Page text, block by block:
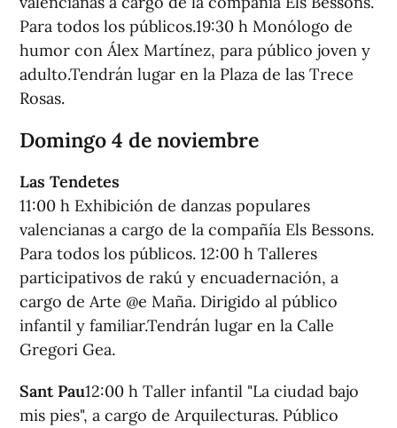
Para todos los públicos.19:30 h Monólogo de
humor con Álex Martínez, para público joven y
adulto.Tendrán lugar en la Plaza de las Trece
Rosas.
Domingo 4 de noviembre
Las Tendetes
11:00 h Exhibición de danzas populares
valencianas a cargo de la compañía Els Bessons.
Para todos los públicos. 12:00 h Talleres
participativos de rakú y encuadernación, a
cargo de Arte @e Maña. Dirigido al público
infantil y familiar.Tendrán lugar en la Calle
Gregori Gea.
Sant Pau12:00 h Taller infantil "La ciudad bajo
mis pies", a cargo de Arquilecturas. Público